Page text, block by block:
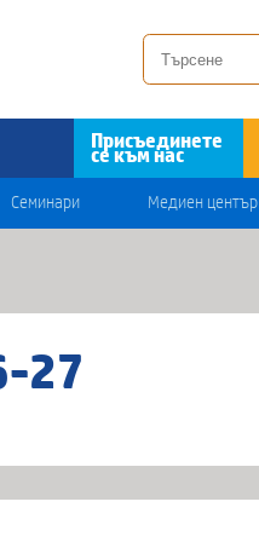
Присъединете
се към нас
Семинари Медиен център
27